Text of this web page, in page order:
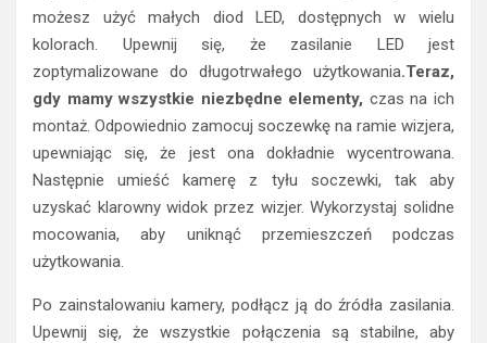
możesz użyć małych diod LED, dostępnych w wielu
kolorach. Upewnij się, że zasilanie LED jest
zoptymalizowane do długotrwałego użytkowania.Teraz,
gdy mamy wszystkie niezbędne elementy, czas na ich
montaż. Odpowiednio zamocuj soczewkę na ramie wizjera,
upewniając się, że jest ona dokładnie wycentrowana.
Następnie umieść kamerę z tyłu soczewki, tak aby
uzyskać klarowny widok przez wizjer. Wykorzystaj solidne
mocowania, aby uniknąć przemieszczeń podczas
użytkowania.
Po zainstalowaniu kamery, podłącz ją do źródła zasilania.
Upewnij się, że wszystkie połączenia są stabilne, aby